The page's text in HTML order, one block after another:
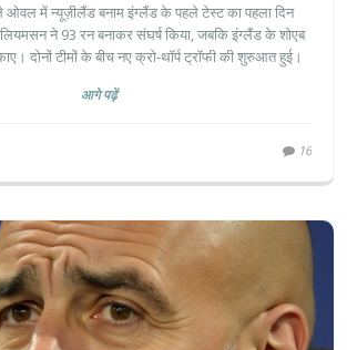
ओवल में न्यूज़ीलैंड बनाम इंग्लैंड के पहले टेस्ट का पहला दिन
ने 93 रन बनाकर संघर्ष किया, जबकि इंग्लैंड के शोएब
दोनों टीमों के बीच नए क्रो-थॉर्प ट्रॉफी की शुरुआत हुई।
आगे पढ़ें
16